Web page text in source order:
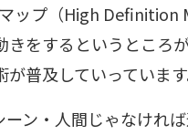
ップ（High Definition
をするというところ
普及していっていま
ーン・人間じゃなけれ